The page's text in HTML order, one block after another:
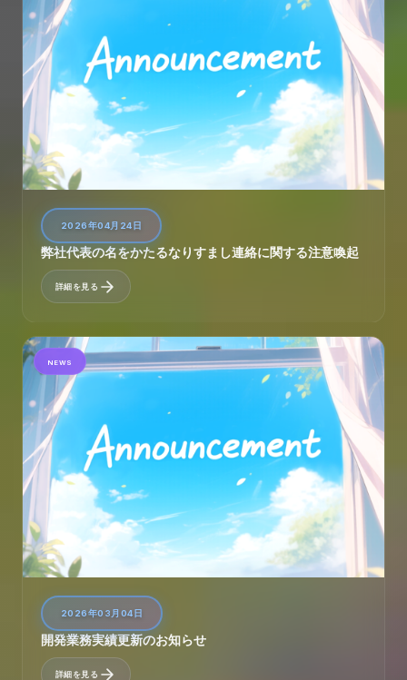
2026年04月24日
弊社代表の名をかたるなりすまし連絡に関する注意喚起
詳細を見る
NEWS
2026年03月04日
開発業務実績更新のお知らせ
詳細を見る